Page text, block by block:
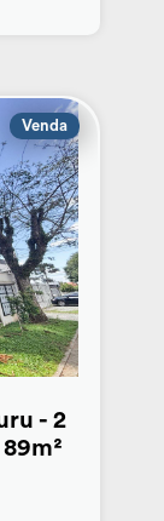
Venda
- 2